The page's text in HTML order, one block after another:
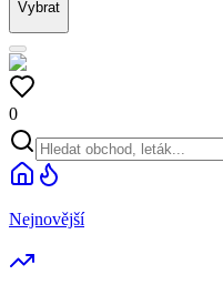
Vybrat
0
Nejnovější